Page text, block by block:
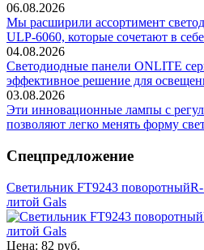
06.08.2026
Мы расширили ассортимент
ULP-6060, которые сочетают в
04.08.2026
Светодиодные панели ONLITE
эффективное решение для
03.08.2026
Эти инновационные лампы с
позволяют легко менять форму
Спецпредложение
Светильник FT9243 поворотныйR-
литой Gals
Цена: 82 руб.